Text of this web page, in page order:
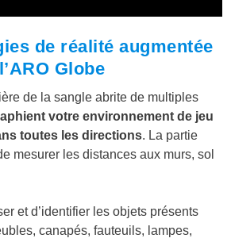
de réalité augmentée
Globe
de la sangle abrite de multiples
votre environnement de jeu
toutes les directions. La partie
mesurer les distances aux murs, sol
et d’identifier les objets présents
canapés, fauteuils, lampes,